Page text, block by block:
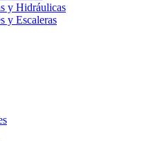
y Hidráulicas
y Escaleras